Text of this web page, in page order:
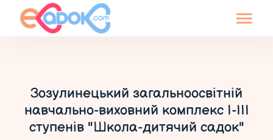
Зозулинецький загальноосвітній
навчально-виховний комплекс І-ІІІ
ступенів "Школа-дитячий садок"